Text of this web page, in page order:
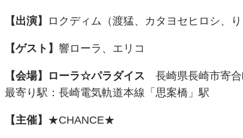
【出演】 ロクディム（渡猛、カタヨセヒロシ、
【ゲスト】 響ローラ、エリコ
【会場】 ローラ☆パラダイス 長崎県長崎市寄合
最寄り駅：長崎電気軌道本線「思案橋」駅
【主催】 ★CHANCE★